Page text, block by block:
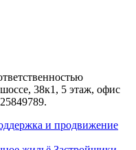
38к1, 5 этаж, офис
и продвижение